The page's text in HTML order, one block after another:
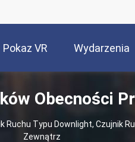
Pokaz VR Wydarzenia
Obecności
Ruchu Typu Downlight, Czujnik
Zewnątrz